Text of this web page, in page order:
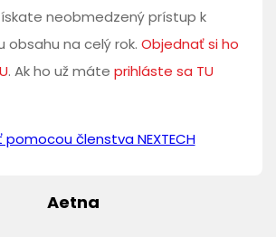
neobmedzený prístup k
obsahu na celý rok. Objednať si ho
. Ak ho už máte prihláste sa TU
pomocou členstva NEXTECH
Aetna